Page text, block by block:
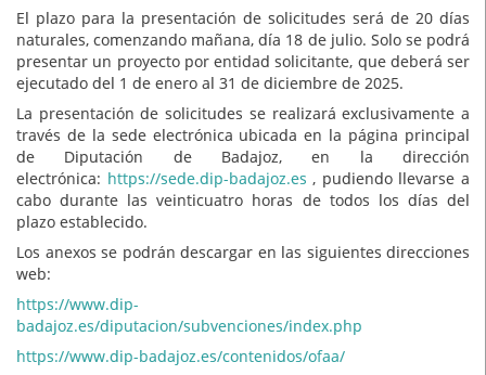
El plazo para la presentación de solicitudes será de 20 días
naturales, comenzando mañana, día 18 de julio. Solo se podrá
presentar un proyecto por entidad solicitante, que deberá ser
ejecutado del 1 de enero al 31 de diciembre de 2025.
La presentación de solicitudes se realizará exclusivamente a
través de la sede electrónica ubicada en la página principal
de Diputación de Badajoz, en la dirección
electrónica: https://sede.dip-badajoz.es , pudiendo llevarse a
cabo durante las veinticuatro horas de todos los días del
plazo establecido.
Los anexos se podrán descargar en las siguientes direcciones
web:
https://www.dip-
badajoz.es/diputacion/subvenciones/index.php
https://www.dip-badajoz.es/contenidos/ofaa/